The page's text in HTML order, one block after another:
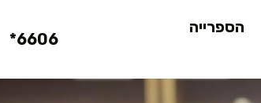
הספרייה
6606*